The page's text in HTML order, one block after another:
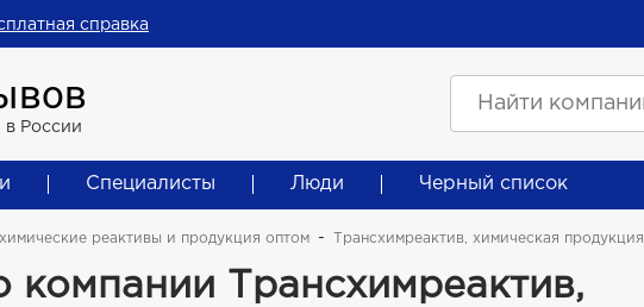
справка
в России
Специалисты Люди Черный список
химические реактивы и продукция оптом Трансхимреактив, химическая продукция
Трансхимреактив,